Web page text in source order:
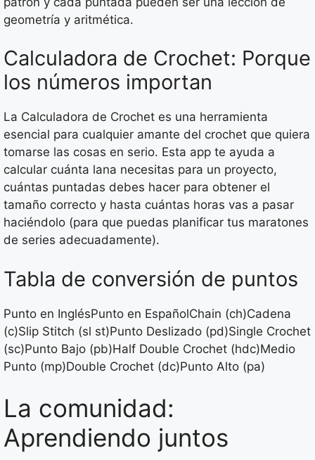
geometría y aritmética.
Calculadora de Crochet: Porque
los números importan
La Calculadora de Crochet es una herramienta
esencial para cualquier amante del crochet que quiera
tomarse las cosas en serio. Esta app te ayuda a
calcular cuánta lana necesitas para un proyecto,
cuántas puntadas debes hacer para obtener el
tamaño correcto y hasta cuántas horas vas a pasar
haciéndolo (para que puedas planificar tus maratones
de series adecuadamente).
Tabla de conversión de puntos
Punto en InglésPunto en EspañolChain (ch)Cadena
(c)Slip Stitch (sl st)Punto Deslizado (pd)Single Crochet
(sc)Punto Bajo (pb)Half Double Crochet (hdc)Medio
Punto (mp)Double Crochet (dc)Punto Alto (pa)
La comunidad:
Aprendiendo juntos